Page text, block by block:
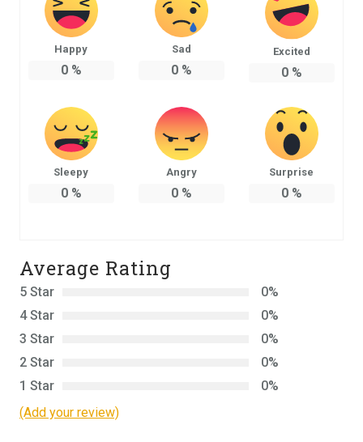
Happy
0%
Sad
0%
Excited
0%
Sleepy
0%
Angry
0%
Surprise
0%
Average Rating
5 Star
0%
4 Star
0%
3 Star
0%
2 Star
0%
1 Star
0%
(Add your review)